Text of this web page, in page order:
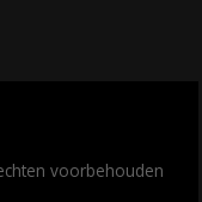
voorbehouden